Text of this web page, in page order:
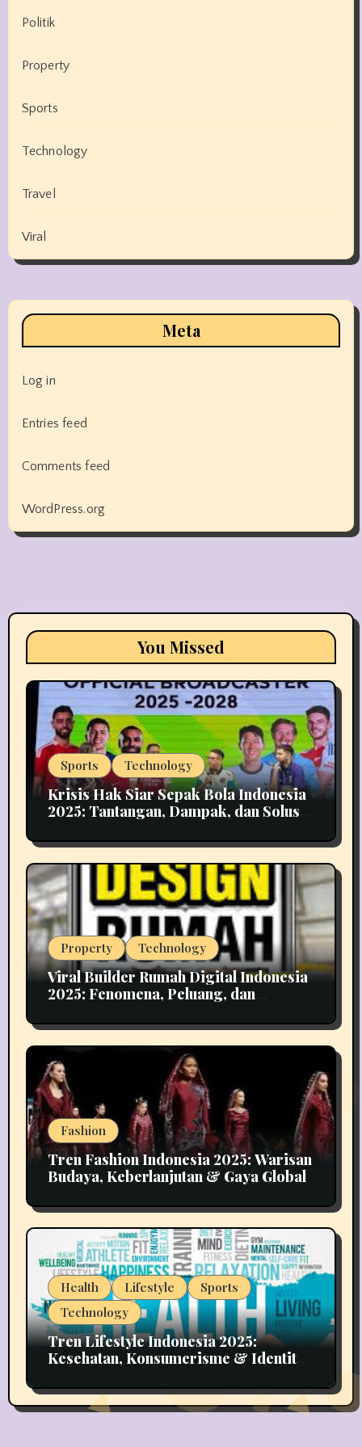
Politik
Property
Sports
Technology
Travel
Viral
Meta
Log in
Entries feed
Comments feed
WordPress.org
You Missed
Sports Technology
Krisis Hak Siar Sepak Bola Indonesia
2025: Tantangan, Dampak, dan Solusi
Property Technology
Viral Builder Rumah Digital Indonesia
2025: Fenomena, Peluang, dan
Fashion
Tren Fashion Indonesia 2025: Warisan
Budaya, Keberlanjutan & Gaya Global
Health Lifestyle
Sports
Technology
Tren Lifestyle Indonesia 2025:
Kesehatan, Konsumerisme & Identitas